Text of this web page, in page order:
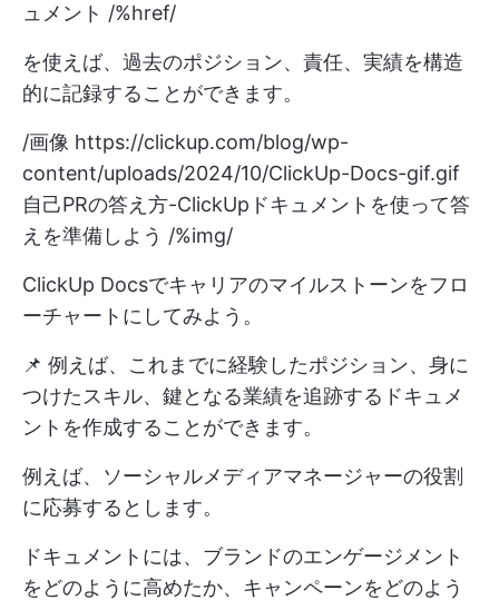
ュメント /%href/
を使えば、過去のポジション、責任、実績を構造
的に記録することができます。
/画像 https://clickup.com/blog/wp-
content/uploads/2024/10/ClickUp-Docs-gif.gif
自己PRの答え方-ClickUpドキュメントを使って答
えを準備しよう /%img/
ClickUp Docsでキャリアのマイルストーンをフロ
ーチャートにしてみよう。
📌 例えば、これまでに経験したポジション、身に
つけたスキル、鍵となる業績を追跡するドキュメ
ントを作成することができます。
例えば、ソーシャルメディアマネージャーの役割
に応募するとします。
ドキュメントには、ブランドのエンゲージメント
をどのように高めたか、キャンペーンをどのよう